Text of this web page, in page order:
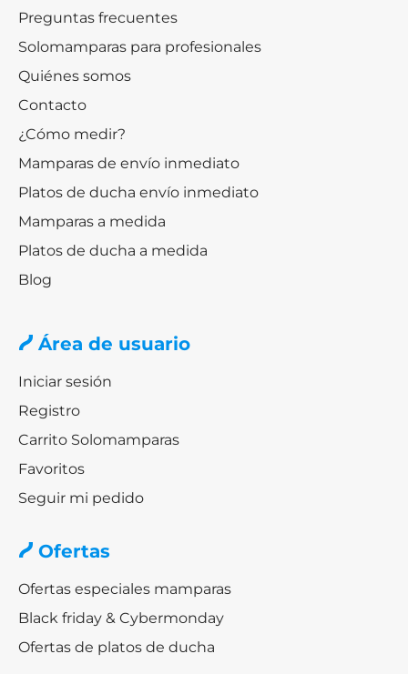
Preguntas frecuentes
Solomamparas para profesionales
Quiénes somos
Contacto
¿Cómo medir?
Mamparas de envío inmediato
Platos de ducha envío inmediato
Mamparas a medida
Platos de ducha a medida
Blog
Área de usuario
Iniciar sesión
Registro
Carrito Solomamparas
Favoritos
Seguir mi pedido
Ofertas
Ofertas especiales mamparas
Black friday & Cybermonday
Ofertas de platos de ducha